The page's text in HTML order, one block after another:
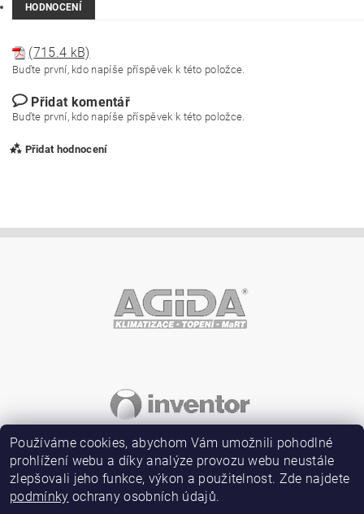
HODNOCENÍ
(715.4 kB)
Buďte první, kdo napíše příspěvek k této položce.
Přidat komentář
Buďte první, kdo napíše příspěvek k této položce.
Přidat hodnocení
Vložením hodnocení souhlasíte spodmínkami ochrany
Používáme cookies, abychom Vám umožnili pohodlné
prohlížení webu a díky analýze provozu webu neustále
zlepšovali jeho funkce, výkon a použitelnost. Zde najdete
podmínky ochrany osobních údajů.